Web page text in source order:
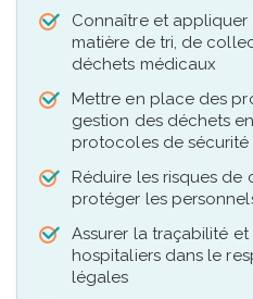
Connaître et
matière de tri, de
déchets médicaux
Mettre en place des
gestion des déchets
protocoles de sécurité
Réduire les risques de
protéger les
Assurer la traçabilité
hospitaliers dans le
légales